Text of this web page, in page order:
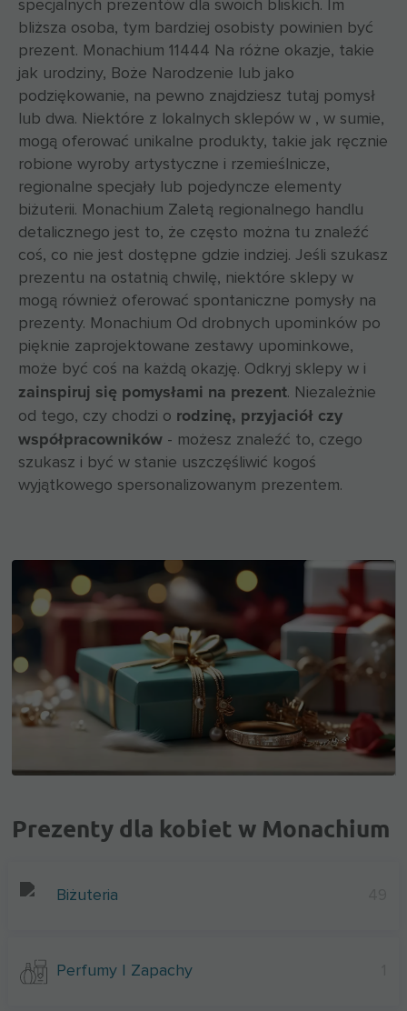
specjalnych prezentów dla swoich bliskich. Im
bliższa osoba, tym bardziej osobisty powinien być
prezent. Monachium 11444 Na różne okazje, takie
jak urodziny, Boże Narodzenie lub jako
podziękowanie, na pewno znajdziesz tutaj pomysł
lub dwa. Niektóre z lokalnych sklepów w , w sumie,
mogą oferować unikalne produkty, takie jak ręcznie
robione wyroby artystyczne i rzemieślnicze,
regionalne specjały lub pojedyncze elementy
biżuterii. Monachium Zaletą regionalnego handlu
detalicznego jest to, że często można tu znaleźć
coś, co nie jest dostępne gdzie indziej. Jeśli szukasz
prezentu na ostatnią chwilę, niektóre sklepy w
mogą również oferować spontaniczne pomysły na
prezenty. Monachium Od drobnych upominków po
pięknie zaprojektowane zestawy upominkowe,
może być coś na każdą okazję. Odkryj sklepy w i
zainspiruj się pomysłami na prezent. Niezależnie
od tego, czy chodzi o rodzinę, przyjaciół czy
współpracowników - możesz znaleźć to, czego
szukasz i być w stanie uszczęśliwić kogoś
wyjątkowego spersonalizowanym prezentem.
Prezenty dla kobiet w Monachium
Biżuteria
Perfumy I Zapachy